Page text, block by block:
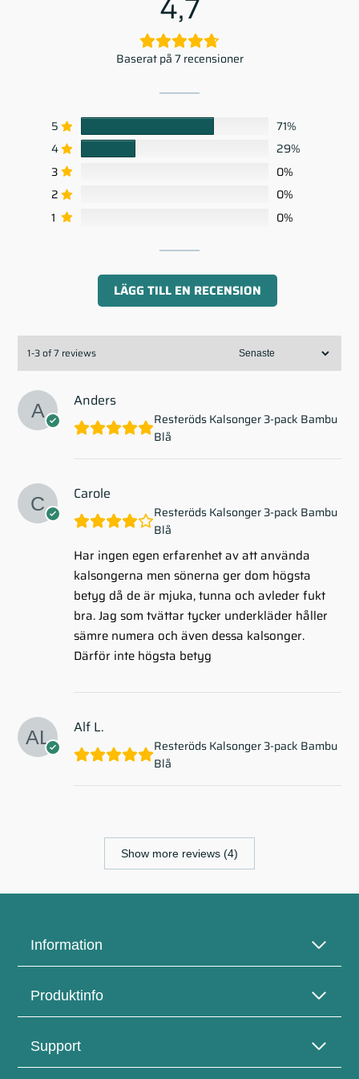
Baserat på 7 recensioner
5
71%
4
29%
3
0%
2
0%
1
0%
LÄGG TILL EN RECENSION
1-3 of 7 reviews
Anders
Resteröds Kalsonger 3-pack Bambu
Blå
Carole
Resteröds Kalsonger 3-pack Bambu
Blå
Har ingen egen erfarenhet av att använda
kalsongerna men sönerna ger dom högsta
betyg då de är mjuka, tunna och avleder fukt
bra. Jag som tvättar tycker underkläder håller
sämre numera och även dessa kalsonger.
Därför inte högsta betyg
Alf L.
Resteröds Kalsonger 3-pack Bambu
Blå
Show more reviews (4)
Information
Produktinfo
Support